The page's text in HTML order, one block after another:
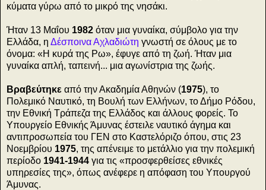
κύματα γύρω από το μικρό της νησάκι.
Ήταν 13 Μαΐου 1982 όταν μια γυναίκα, σύμβολο για την
Ελλάδα, η Δέσποινα Αχλαδιώτη γνωστή σε όλους με το
όνομα: «Η κυρά της Ρω», έφυγε από τη ζωή. Ήταν μια
γυναίκα απλή, ταπεινή... μια αγωνίστρια της ζωής.
Βραβεύτηκε από την Ακαδημία Αθηνών (1975), το
Πολεμικό Ναυτικό, τη Βουλή των Ελλήνων, το Δήμο Ρόδου,
την Εθνική Τράπεζα της Ελλάδος και άλλους φορείς. Το
Υπουργείο Εθνικής Άμυνας έστειλε ναυτικό άγημα και
αντιπροσωπεία του ΓΕΝ στο Καστελόριζο όπου, στις 23
Νοεμβρίου 1975, της απένειμε το μετάλλιο για την πολεμική
περίοδο 1941-1944 για τις «προσφερθείσες εθνικές
υπηρεσίες της», όπως ανέφερε η απόφαση του Υπουργού
Άμυνας.